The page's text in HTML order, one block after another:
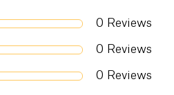
lavendelhydrolaat
biedt een rustgevende
voor volwassenen met
landbouw 100%
0 Reviews
0 Reviews
0 Reviews